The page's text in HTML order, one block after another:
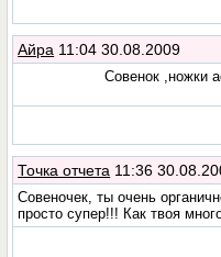
Айра 11:04 30.08.2009
Совенок ,ножки
Точка отчета 11:36
Совеночек, ты очень
просто супер!!! Как твоя